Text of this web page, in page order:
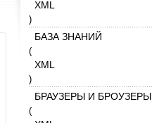
XML
)
БАЗА ЗНАНИЙ
(
XML
)
БРАУЗЕРЫ И БРОУЗЕРЫ
(